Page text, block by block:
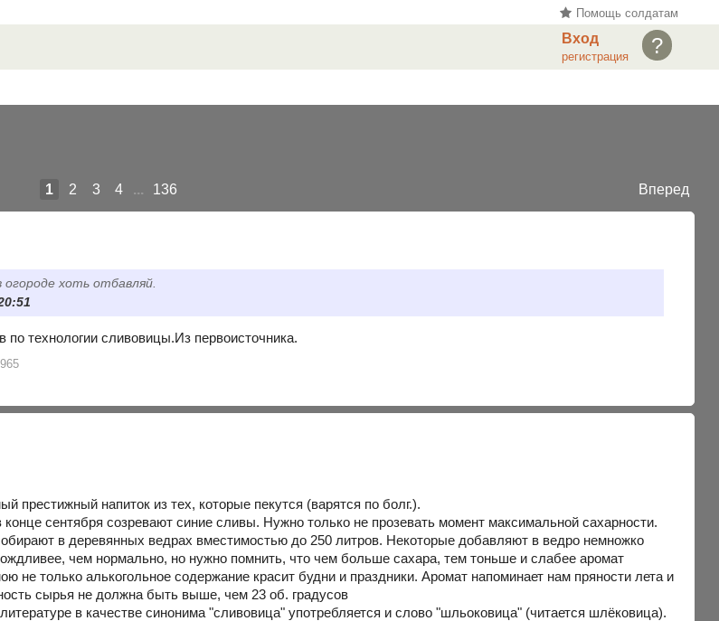
Помощь солдатам
?
Вход
регистрация
Вперед
1 2 3 4 ... 136
хоть отбавляй.
технологии сливовицы.Из первоисточника.
престижный напиток из тех, которые пекутся (варятся по болг.).
сентября созревают синие сливы. Нужно только не прозевать момент максимальной сахарности.
в деревянных ведрах вместимостью до 250 литров. Некоторые добавляют в ведро немножко
чем нормально, но нужно помнить, что чем больше сахара, тем тоньше и слабее аромат
не только алькогольное содержание красит будни и праздники. Аромат напоминает нам пряности лета и
сырья не должна быть выше, чем 23 об. градусов
в качестве синонима "сливовица" употребляется и слово "шльоковица" (читается шлёковица).